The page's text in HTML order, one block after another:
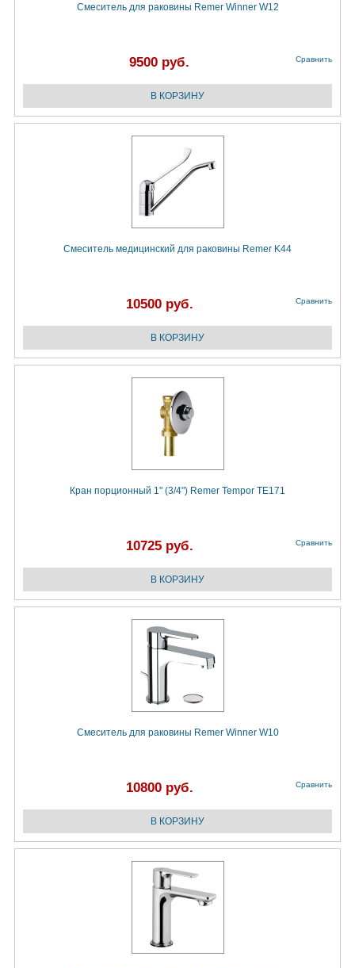
Смеситель для раковины Remer Winner W12
9500 руб. Сравнить
Смеситель медицинский для раковины Remer K44
10500 руб. Сравнить
Кран порционный 1" (3/4") Remer Tempor TE171
10725 руб. Сравнить
Смеситель для раковины Remer Winner W10
10800 руб. Сравнить